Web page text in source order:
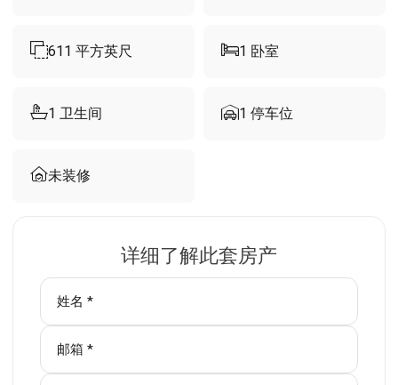
611 平方英尺 1 卧室
1 卫生间 1 停车位
未装修
详细了解此套房产